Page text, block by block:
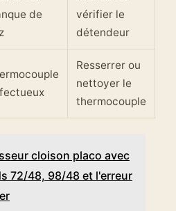
de
vérifier le
détendeur
Resserrer ou
nettoyer le
thermocouple
cloison placo avec
72/48, 98/48 et l'erreur